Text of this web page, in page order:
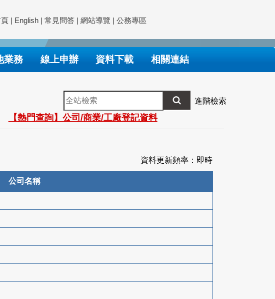
| English | 常見問答 | 網站導覽 | 公務專區
業務 線上申辦 資料下載 相關連結
全
站
檢
索
進階檢索
【熱門查詢】公司/商業/工廠登記資料
資料更新頻率：即時
公司名稱